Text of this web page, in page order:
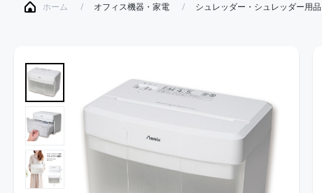
ホーム オフィス機器・家電 シュレッダー・シュレッダー用品